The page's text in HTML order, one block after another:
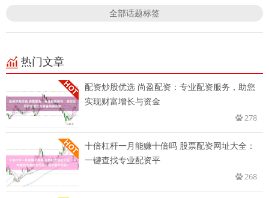
全部话题标签
热门文章
配资炒股优选 尚盈配资：专业配资服务，助您
实现财富增长与资金
278
十倍杠杆一月能赚十倍吗 股票配资网址大全：
一键查找专业配资平
268